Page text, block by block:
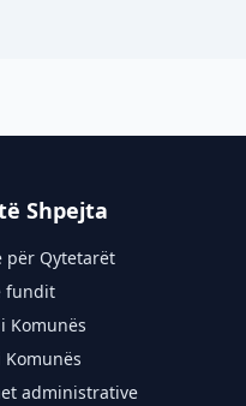
Shpejta
për Qytetarët
fundit
Komunës
administrative